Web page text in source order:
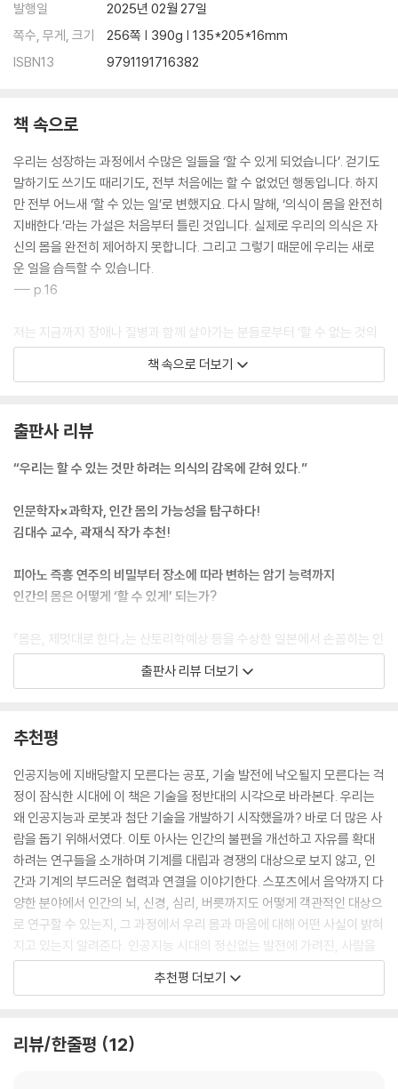
발행일
2025년 02월 27일
쪽수, 무게, 크기
256쪽 | 390g | 135*205*16mm
ISBN13
9791191716382
책 속으로
우리는 성장하는 과정에서 수많은 일들을 ‘할 수 있게 되었습니다’. 걷기도
말하기도 쓰기도 때리기도, 전부 처음에는 할 수 없었던 행동입니다. 하지
만 전부 어느새 ‘할 수 있는 일’로 변했지요. 다시 말해, ‘의식이 몸을 완전히
지배한다.’라는 가설은 처음부터 틀린 것입니다. 실제로 우리의 의식은 자
신의 몸을 완전히 제어하지 못합니다. 그리고 그렇기 때문에 우리는 새로
운 일을 습득할 수 있습니다.
--- p.16
저는 지금까지 장애나 질병과 함께 살아가는 분들로부터 ‘할 수 없는 것의
가치’를 배워서 그러한 이분법을 상대화하려고 노력했습니다. 그분들의 이
야기에는 우리의 상상을 아득히 뛰어넘는 몸의 가능성과 합리적으로는 설
다. 공동 연구에서 제 눈앞에 펼쳐진 것이 실은 제가 ‘할 수 없다’를 매개로
찾으려 했던 ‘생각대로 되지 않기에 생겨나는 가능성’과 같은 것이었기 때
--- p.22
어떤 동작을 깔끔하게 해내기 위해서는 자신이 하는 동작의 명확한 상像
이 머릿속에 있어야 합니다. 한편으로 한 번도 성공한 적 없는 동작은 경험
이 없기 때문에 상을 그려볼 수도 없지요. 성공하려면 상을 그려야 하는데,
건너가려면 이 역설을 뛰어넘어 ‘상이 없지만 해냈다.’라는 우연이 일어나
야 합니다.
라 자신의 연주를 유연하게 변형시킬 필요가 있듯이, 투수도 공 하나하나
는 능력도 ‘운동 기술’일 것이라고 가시노 씨는 말합니다. (…) 유일하고 절
대적인 투구 방식에 최적화된 투수는 환경이 변하면 그 오차가 그대로 투
구 결과에 영향을 미칩니다. 중요한 것은 ‘늘 똑같은 행위를 수행하는
것’(기계적 재현)이 아니라 ‘결과가 똑같도록 행위를 조정하는 것’(변동 속
의 재현)입니다.
--- p.74
살아 있는 내 몸에 그 언어를 말할 능력이 없어도 기술을 활용해 말하는 영
상을 만들어낼 수 있으면, 나는 그 언어를 할 수 있다고 해도 괜찮은 것일
까? 아니면 지금까지 그랬듯이 내 입으로 말할 능력은 없으니 그 언어를 할
수 있다고 해서는 안 되는 것일까? (…) 우리 사회에서는 보통 ‘할 수 있다
있음’을 논합니다. 하지만 몸의 관점에서 보면 애초에 ‘할 수 있음’이 무엇
인지, 무엇을 ‘할 수 있다’고 정의할 것인지, 그 자체가 중요한 문제로 대두
책 속으로 더보기
출판사 리뷰
“우리는 할 수 있는 것만 하려는 의식의 감옥에 갇혀 있다.”
인문학자×과학자, 인간 몸의 가능성을 탐구하다!
김대수 교수, 곽재식 작가 추천!
피아노 즉흥 연주의 비밀부터 장소에 따라 변하는 암기 능력까지
인간의 몸은 어떻게 ‘할 수 있게’ 되는가?
『몸은, 제멋대로 한다』는 산토리학예상 등을 수상한 일본에서 손꼽히는 인
문학자 이토 아사가 최고의 과학자들과 함께 우리 몸의 ‘할 수 있음’에 대하
여 고찰하는 책이다. 본래 장애와 질병을 주로 연구하던 저자는 다섯 명의
치로 끌어올리는 기술, 투수의 투구 동작을 분석하며 드러나는 몸의 비밀,
AI 기술이 바꿔놓은 언어 학습의 새로운 방법론, 실시간 코칭 기술로 극대
화하는 신체의 운동 습득 능력 등 다섯 과학자의 연구는 모두 ‘의식을 앞질
러 제멋대로 문제를 해결하는 몸’을 보여준다. 저자는 ‘할 수 있다=뛰어나
다 / 할 수 없다=열등하다’라는 능력주의에 의문을 던지며 몸의 관점에서
‘할 수 있다’를 어떻게 정의할 것인지, 인간이 기술과 어떻게 관계 맺어야
할지에 대해 다양한 관점을 제시한다.
다섯 명의 과학자와 만난 인문학자
첨단 기술을 통해 몸의 가능성을 탐구하다
오랫동안 장애와 이타 등을 주제로 연구해온 이토 아사. 질병과 장애 당사
자들의 이야기를 들으며 ‘할 수 없는’ 몸의 가치와 고유성을 고민해온 저자
런 그가 첨단 기술을 다루는 다섯 명의 과학자와 공동 연구를 시작한다. 주
출판사 리뷰 더보기
추천평
인공지능에 지배당할지 모른다는 공포, 기술 발전에 낙오될지 모른다는 걱
정이 잠식한 시대에 이 책은 기술을 정반대의 시각으로 바라본다. 우리는
왜 인공지능과 로봇과 첨단 기술을 개발하기 시작했을까? 바로 더 많은 사
람을 돕기 위해서였다. 이토 아사는 인간의 불편을 개선하고 자유를 확대
하려는 연구들을 소개하며 기계를 대립과 경쟁의 대상으로 보지 않고, 인
간과 기계의 부드러운 협력과 연결을 이야기한다. 스포츠에서 음악까지 다
양한 분야에서 인간의 뇌, 신경, 심리, 버릇까지도 어떻게 객관적인 대상으
로 연구할 수 있는지, 그 과정에서 우리 몸과 마음에 대해 어떤 사실이 밝혀
지고 있는지 알려준다. 인공지능 시대의 정신없는 발전에 가려진, 사람을
향한 기술의 본질을 통찰한다.
- 곽재식 (소설가, 화학자)
할 수 있도록 나를 바꾸는 비밀. 우리 몸에는 무한한 유연성과 우주적인 가
추천평 더보기
리뷰/한줄평 12